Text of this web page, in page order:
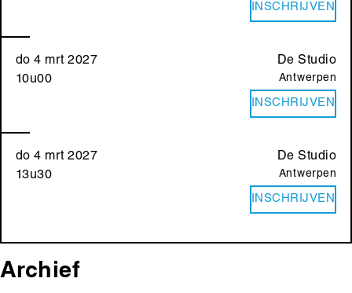
INSCHRIJVEN
do 4 mrt 2027
10u00
De Studio
Antwerpen
INSCHRIJVEN
do 4 mrt 2027
13u30
De Studio
Antwerpen
INSCHRIJVEN
Archief